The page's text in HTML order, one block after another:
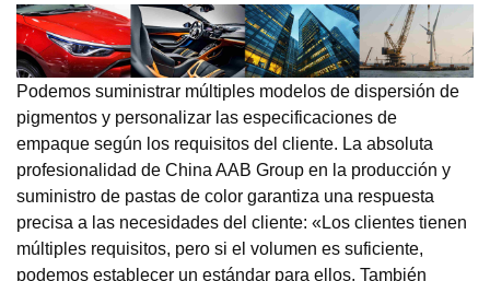
Podemos suministrar múltiples modelos de dispersión de
pigmentos y personalizar las especificaciones de
empaque según los requisitos del cliente. La absoluta
profesionalidad de China AAB Group en la producción y
suministro de pastas de color garantiza una respuesta
precisa a las necesidades del cliente: «Los clientes tienen
múltiples requisitos, pero si el volumen es suficiente,
podemos establecer un estándar para ellos. También